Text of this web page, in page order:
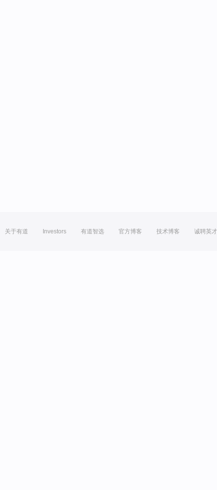
关于有道 Investors 有道智选 官方博客 技术博客 诚聘英才